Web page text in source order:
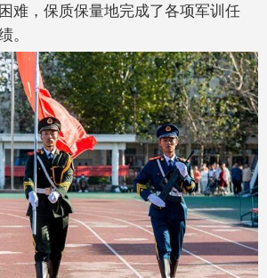
难，保质保量地完成了各项军训任
。